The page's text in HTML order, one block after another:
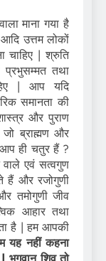
माना गया है
उत्तम लोकों
चाहिए | श्रुति
तथा
| आप यदि
समानता की
और पुराण
जो ब्राह्मण और
ही चतुर हैं ?
एवं सत्वगुण
और रजोगुणी
तमोगुणी जीव
आहार तथा
है | हम आपकी
यह नहीं कहना